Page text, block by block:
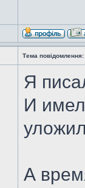
Тема повідомлення:
Я
И
А